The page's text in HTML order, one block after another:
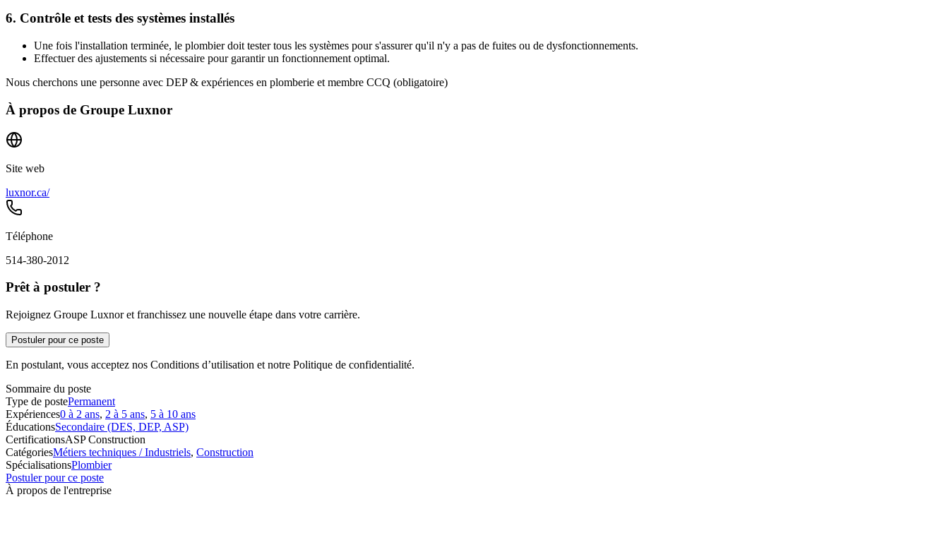
6. Contrôle et tests des systèmes installés
Une fois l'installation terminée, le plombier doit tester tous les systèmes pour s'assurer qu'il n'y a pas de fuites ou de dysfonctionnements.
Effectuer des ajustements si nécessaire pour garantir un fonctionnement optimal.
Nous cherchons une personne avec DEP & expériences en plomberie et membre CCQ (obligatoire)
À propos de Groupe Luxnor
Site web
luxnor.ca/
Téléphone
514-380-2012
Prêt à postuler ?
Rejoignez Groupe Luxnor et franchissez une nouvelle étape dans votre carrière.
Postuler pour ce poste
En postulant, vous acceptez nos Conditions d’utilisation et notre Politique de confidentialité.
Sommaire du poste
Type de postePermanent
Expériences0 à 2 ans, 2 à 5 ans, 5 à 10 ans
ÉducationsSecondaire (DES, DEP, ASP)
CertificationsASP Construction
CatégoriesMétiers techniques / Industriels, Construction
SpécialisationsPlombier
Postuler pour ce poste
À propos de l'entreprise